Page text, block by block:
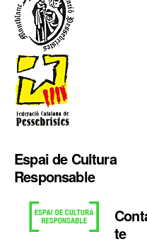
Espai de Cultura
Responsable
te